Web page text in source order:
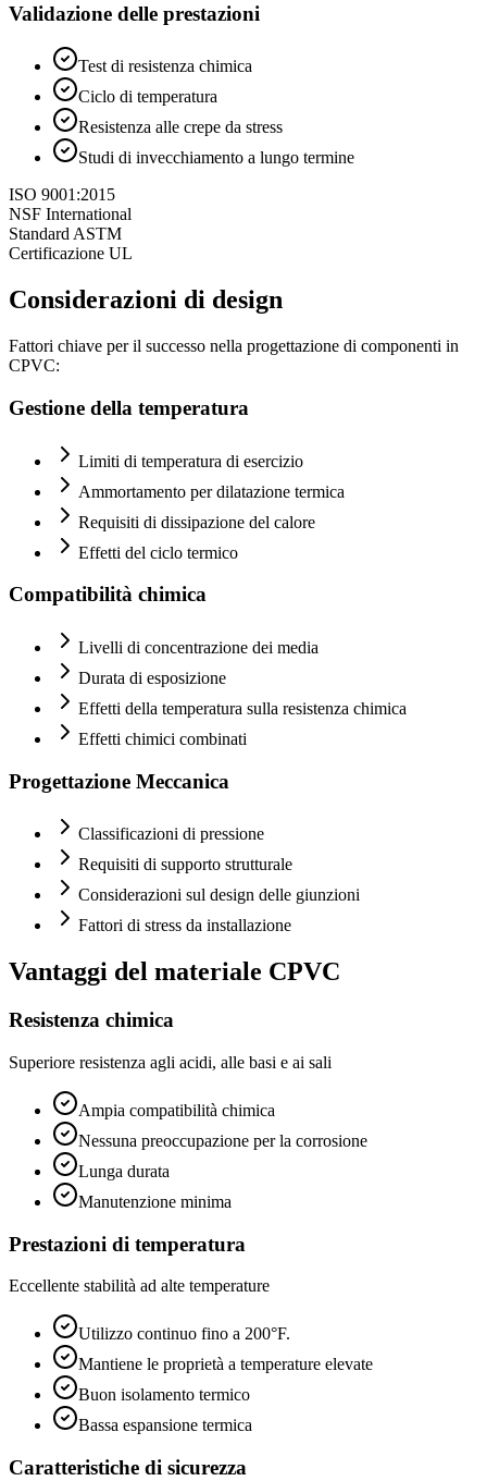
Validazione delle prestazioni
Test di resistenza chimica
Ciclo di temperatura
Resistenza alle crepe da stress
Studi di invecchiamento a lungo termine
ISO 9001:2015
NSF International
Standard ASTM
Certificazione UL
Considerazioni di design
Fattori chiave per il successo nella progettazione di componenti in
CPVC:
Gestione della temperatura
Limiti di temperatura di esercizio
Ammortamento per dilatazione termica
Requisiti di dissipazione del calore
Effetti del ciclo termico
Compatibilità chimica
Livelli di concentrazione dei media
Durata di esposizione
Effetti della temperatura sulla resistenza chimica
Effetti chimici combinati
Progettazione Meccanica
Classificazioni di pressione
Requisiti di supporto strutturale
Considerazioni sul design delle giunzioni
Fattori di stress da installazione
Vantaggi del materiale CPVC
Resistenza chimica
Superiore resistenza agli acidi, alle basi e ai sali
Ampia compatibilità chimica
Nessuna preoccupazione per la corrosione
Lunga durata
Manutenzione minima
Prestazioni di temperatura
Eccellente stabilità ad alte temperature
Utilizzo continuo fino a 200°F.
Mantiene le proprietà a temperature elevate
Buon isolamento termico
Bassa espansione termica
Caratteristiche di sicurezza